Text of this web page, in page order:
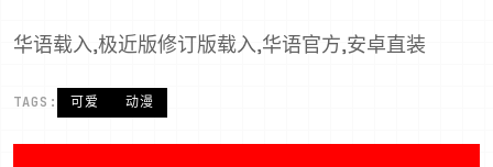
华语载入,极近版修订版载入,华语官方,安卓直装
TAGS: 可爱 动漫